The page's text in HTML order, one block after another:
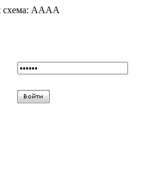
схема: AAAA